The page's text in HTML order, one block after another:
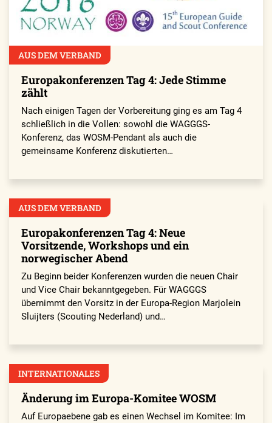
AUS DEM VERBAND
Europakonferenzen Tag 4: Jede Stimme
zählt
Nach einigen Tagen der Vorbereitung ging es am Tag 4
schließlich in die Vollen: sowohl die WAGGGS-
Konferenz, das WOSM-Pendant als auch die
gemeinsame Konferenz diskutierten…
AUS DEM VERBAND
Europakonferenzen Tag 4: Neue
Vorsitzende, Workshops und ein
norwegischer Abend
Zu Beginn beider Konferenzen wurden die neuen Chair
und Vice Chair bekanntgegeben. Für WAGGGS
übernimmt den Vorsitz in der Europa-Region Marjolein
Sluijters (Scouting Nederland) und…
INTERNATIONALES
Änderung im Europa-Komitee WOSM
Auf Europaebene gab es einen Wechsel im Komitee: Im